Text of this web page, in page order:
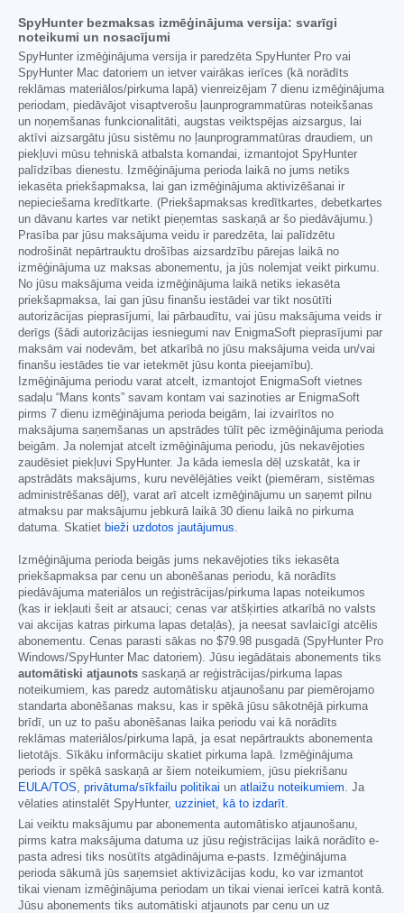
SpyHunter bezmaksas izmēģinājuma versija: svarīgi
noteikumi un nosacījumi
SpyHunter izmēģinājuma versija ir paredzēta SpyHunter Pro vai
SpyHunter Mac datoriem un ietver vairākas ierīces (kā norādīts
reklāmas materiālos/pirkuma lapā) vienreizējam 7 dienu izmēģinājuma
periodam, piedāvājot visaptverošu ļaunprogrammatūras noteikšanas
un noņemšanas funkcionalitāti, augstas veiktspējas aizsargus, lai
aktīvi aizsargātu jūsu sistēmu no ļaunprogrammatūras draudiem, un
piekļuvi mūsu tehniskā atbalsta komandai, izmantojot SpyHunter
palīdzības dienestu. Izmēģinājuma perioda laikā no jums netiks
iekasēta priekšapmaksa, lai gan izmēģinājuma aktivizēšanai ir
nepieciešama kredītkarte. (Priekšapmaksas kredītkartes, debetkartes
un dāvanu kartes var netikt pieņemtas saskaņā ar šo piedāvājumu.)
Prasība par jūsu maksājuma veidu ir paredzēta, lai palīdzētu
nodrošināt nepārtrauktu drošības aizsardzību pārejas laikā no
izmēģinājuma uz maksas abonementu, ja jūs nolemjat veikt pirkumu.
No jūsu maksājuma veida izmēģinājuma laikā netiks iekasēta
priekšapmaksa, lai gan jūsu finanšu iestādei var tikt nosūtīti
autorizācijas pieprasījumi, lai pārbaudītu, vai jūsu maksājuma veids ir
derīgs (šādi autorizācijas iesniegumi nav EnigmaSoft pieprasījumi par
maksām vai nodevām, bet atkarībā no jūsu maksājuma veida un/vai
finanšu iestādes tie var ietekmēt jūsu konta pieejamību).
Izmēģinājuma periodu varat atcelt, izmantojot EnigmaSoft vietnes
sadaļu “Mans konts” savam kontam vai sazinoties ar EnigmaSoft
pirms 7 dienu izmēģinājuma perioda beigām, lai izvairītos no
maksājuma saņemšanas un apstrādes tūlīt pēc izmēģinājuma perioda
beigām. Ja nolemjat atcelt izmēģinājuma periodu, jūs nekavējoties
zaudēsiet piekļuvi SpyHunter. Ja kāda iemesla dēļ uzskatāt, ka ir
apstrādāts maksājums, kuru nevēlējāties veikt (piemēram, sistēmas
administrēšanas dēļ), varat arī atcelt izmēģinājumu un saņemt pilnu
atmaksu par maksājumu jebkurā laikā 30 dienu laikā no pirkuma
datuma. Skatiet bieži uzdotos jautājumus
Izmēģinājuma perioda beigās jums nekavējoties tiks iekasēta
priekšapmaksa par cenu un abonēšanas periodu, kā norādīts
piedāvājuma materiālos un reģistrācijas/pirkuma lapas noteikumos
(kas ir iekļauti šeit ar atsauci; cenas var atšķirties atkarībā no valsts
vai akcijas katras pirkuma lapas detaļās), ja neesat savlaicīgi atcēlis
abonementu. Cenas parasti sākas no $79.98 pusgadā (SpyHunter Pro
Windows/SpyHunter Mac datoriem). Jūsu iegādātais abonements tiks
automātiski atjaunots saskaņā ar reģistrācijas/pirkuma lapas
noteikumiem, kas paredz automātisku atjaunošanu par piemērojamo
standarta abonēšanas maksu, kas ir spēkā jūsu sākotnējā pirkuma
brīdī, un uz to pašu abonēšanas laika periodu vai kā norādīts
reklāmas materiālos/pirkuma lapā, ja esat nepārtraukts abonementa
lietotājs. Sīkāku informāciju skatiet pirkuma lapā. Izmēģinājuma
periods ir spēkā saskaņā ar šiem noteikumiem, jūsu piekrišanu
EULA/TOS
privātuma/sīkfailu politikai un atlaižu noteikumiem . Ja
vēlaties atinstalēt SpyHunter, uzziniet, kā to izdarīt
Lai veiktu maksājumu par abonementa automātisko atjaunošanu,
pirms katra maksājuma datuma uz jūsu reģistrācijas laikā norādīto e-
pasta adresi tiks nosūtīts atgādinājuma e-pasts. Izmēģinājuma
perioda sākumā jūs saņemsiet aktivizācijas kodu, ko var izmantot
tikai vienam izmēģinājuma periodam un tikai vienai ierīcei katrā kontā.
Jūsu abonements tiks automātiski atjaunots par cenu un uz